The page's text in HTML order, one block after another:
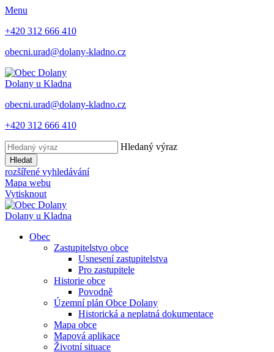
Menu
+420 312 666 410
obecni.urad@dolany-kladno.cz
Dolany u Kladna
obecni.urad@dolany-kladno.cz
+420 312 666 410
Hledaný výraz
Hledat
rozšířené vyhledávání
Mapa webu
Vytisknout
Dolany u Kladna
Obec
Zastupitelstvo obce
Usnesení zastupitelstva
Pro zastupitele
Historie obce
Povodně
Územní plán Obce Dolany
Historická a neplatná dokumentace
Mapa obce
Mapová aplikace
Životní situace